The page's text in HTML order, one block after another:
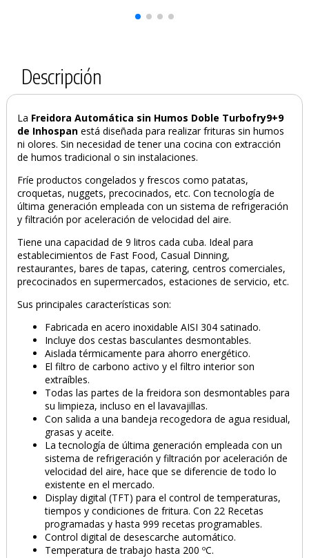
PRODUCTO AÑADIDO AL CARRITO
Descripción
La Freidora Automática sin Humos Doble Turbofry9+9
de Inhospanestá diseñada para realizar frituras sin humos
ni olores. Sin necesidad de tener una cocina con extracción
de humos tradicional o sin instalaciones.
Fríe productos congelados y frescos como patatas,
croquetas, nuggets, precocinados, etc. Con tecnología de
última generación empleada con un sistema de refrigeración
y filtración por aceleración de velocidad del aire.
Tiene una capacidad de 9 litros cada cuba. Ideal para
establecimientos de Fast Food, Casual Dinning,
restaurantes, bares de tapas, catering, centros comerciales,
precocinados en supermercados, estaciones de servicio, etc.
Sus principales características son:
Fabricada en acero inoxidable AISI 304 satinado.
Incluye dos cestas basculantes desmontables.
Aislada térmicamente para ahorro energético.
El filtro de carbono activo y el filtro interior son
extraíbles.
Todas las partes de la freidora son desmontables para
su limpieza, incluso en el lavavajillas.
Con salida a una bandeja recogedora de agua residual,
grasas y aceite.
La tecnología de última generación empleada con un
sistema de refrigeración y filtración por aceleración de
velocidad del aire, hace que se diferencie de todo lo
existente en el mercado.
Display digital (TFT) para el control de temperaturas,
tiempos y condiciones de fritura. Con 22 Recetas
programadas y hasta 999 recetas programables.
Control digital de desescarche automático.
Temperatura de trabajo hasta 200 ºC.